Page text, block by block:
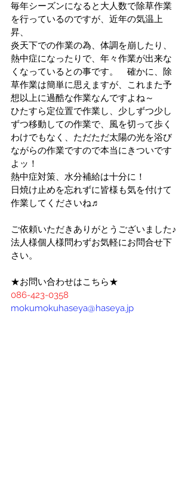
毎年シーズンになると大人数で除草作業
を行っているのですが、近年の気温上
昇、
炎天下での作業の為、体調を崩したり、
熱中症になったりで、年々作業が出来な
くなっているとの事です。　確かに、除
草作業は簡単に思えますが、これまた予
想以上に過酷な作業なんですよね～
ひたすら定位置で作業し、少しずつ少し
ずつ移動しての作業で、風を切って歩く
わけでもなく、ただただ太陽の光を浴び
ながらの作業ですので本当にきついです
よッ！
熱中症対策、水分補給は十分に！
日焼け止めを忘れずに皆様も気を付けて
作業してくださいね♬
ご依頼いただきありがとうございました♪
法人様個人様問わずお気軽にお問合せ下
さい。
★お問い合わせはこちら★
086-423-0358
mokumokuhaseya@haseya.jp